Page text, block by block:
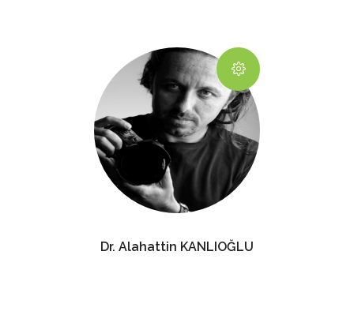
Dr. Alahattin KANLIOĞLU